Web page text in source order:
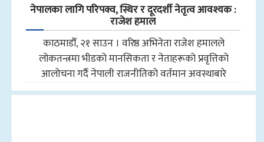
नेपालका लागि परिपक्व, स्थिर र दूरदर्शी नेतृत्व आवश्यक :
राजेश हमाल
काठमाडौँ, २१ साउन । वरिष्ठ अभिनेता राजेश हमालले
लोकतन्त्रमा भीडको मानसिकता र नेताहरूको प्रवृत्तिको
आलोचना गर्दै नेपाली राजनीतिको वर्तमान अवस्थाबारे